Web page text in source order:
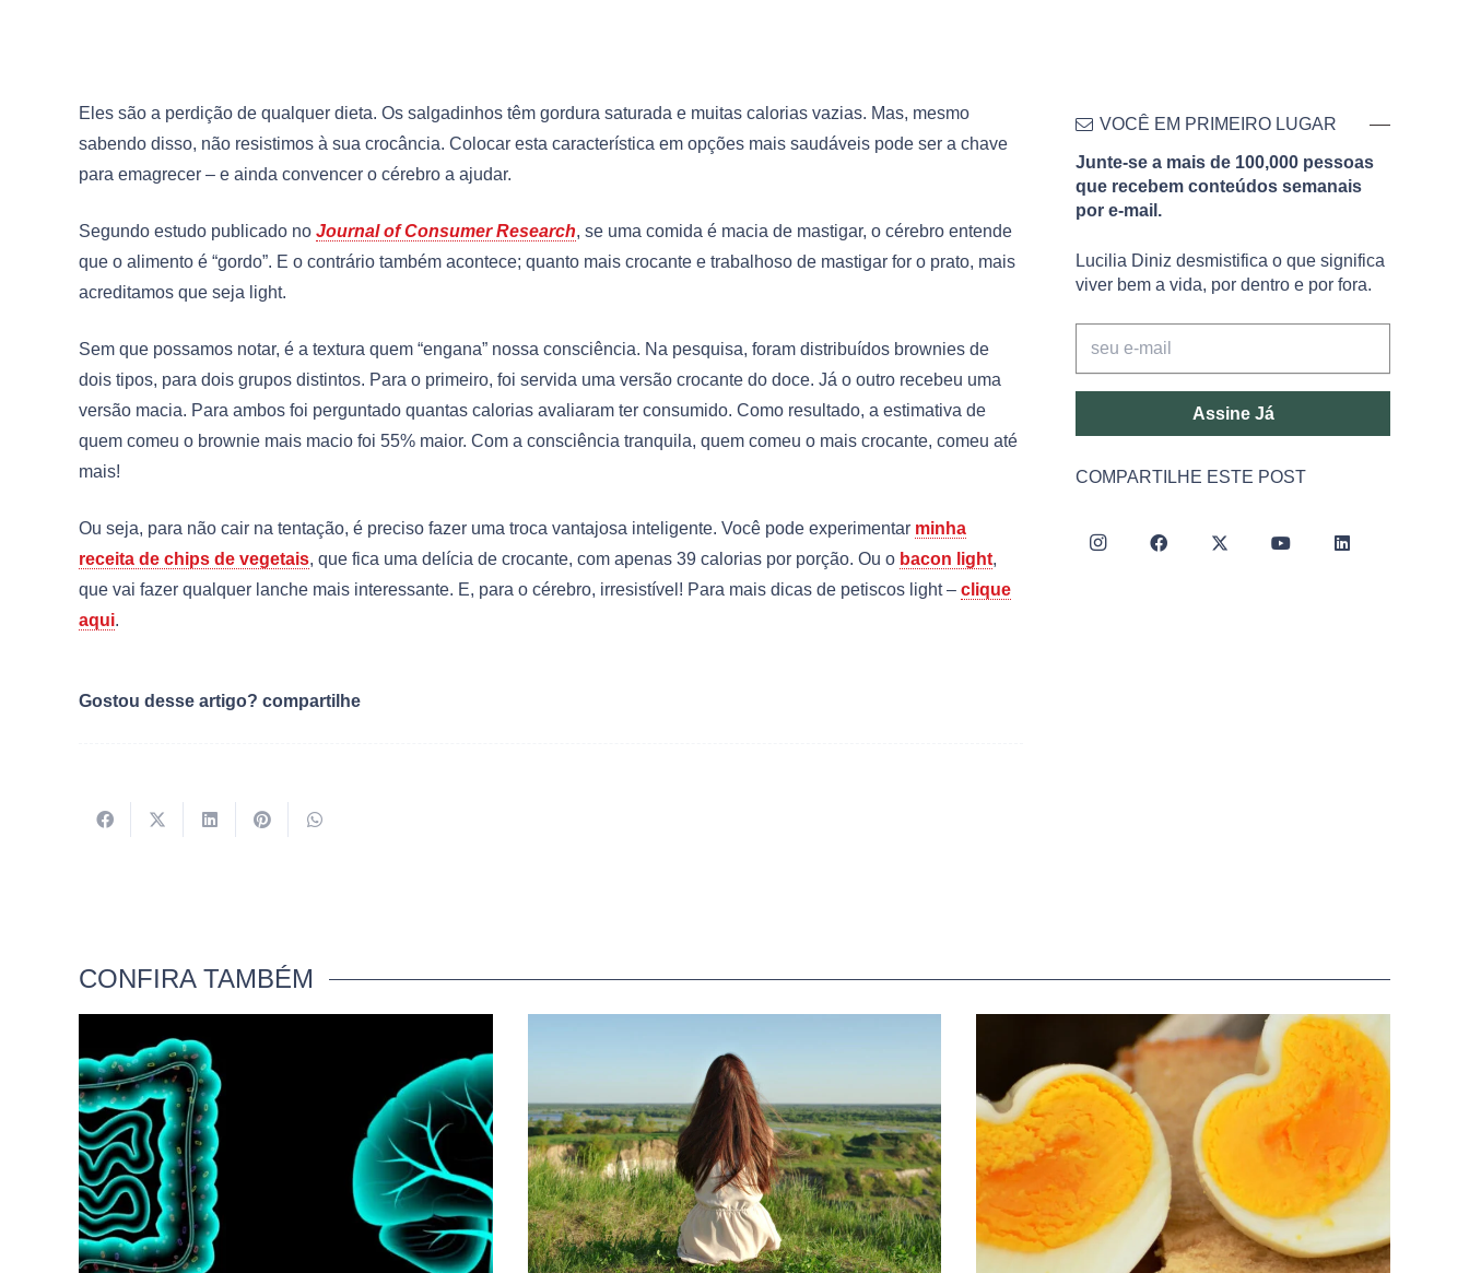
Eles são a perdição de qualquer dieta. Os salgadinhos têm gordura saturada e muitas calorias vazias. Mas, mesmo
sabendo disso, não resistimos à sua crocância. Colocar esta característica em opções mais saudáveis pode ser a chave
para emagrecer – e ainda convencer o cérebro a ajudar.
Segundo estudo publicado no Journal of Consumer Research, se uma comida é macia de mastigar, o cérebro entende
que o alimento é “gordo”. E o contrário também acontece; quanto mais crocante e trabalhoso de mastigar for o prato, mais
acreditamos que seja light.
Sem que possamos notar, é a textura quem “engana” nossa consciência. Na pesquisa, foram distribuídos brownies de
dois tipos, para dois grupos distintos. Para o primeiro, foi servida uma versão crocante do doce. Já o outro recebeu uma
versão macia. Para ambos foi perguntado quantas calorias avaliaram ter consumido. Como resultado, a estimativa de
quem comeu o brownie mais macio foi 55% maior. Com a consciência tranquila, quem comeu o mais crocante, comeu até
mais!
Ou seja, para não cair na tentação, é preciso fazer uma troca vantajosa inteligente. Você pode experimentar minha
receita de chips de vegetais, que fica uma delícia de crocante, com apenas 39 calorias por porção. Ou o bacon light,
que vai fazer qualquer lanche mais interessante. E, para o cérebro, irresistível! Para mais dicas de petiscos light – clique
aqui.
Gostou desse artigo? compartilhe
VOCÊ EM PRIMEIRO LUGAR
Junte-se a mais de 100,000 pessoas
que recebem conteúdos semanais
por e-mail.
Lucilia Diniz desmistifica o que significa
viver bem a vida, por dentro e por fora.
Assine Já
COMPARTILHE ESTE POST
CONFIRA TAMBÉM